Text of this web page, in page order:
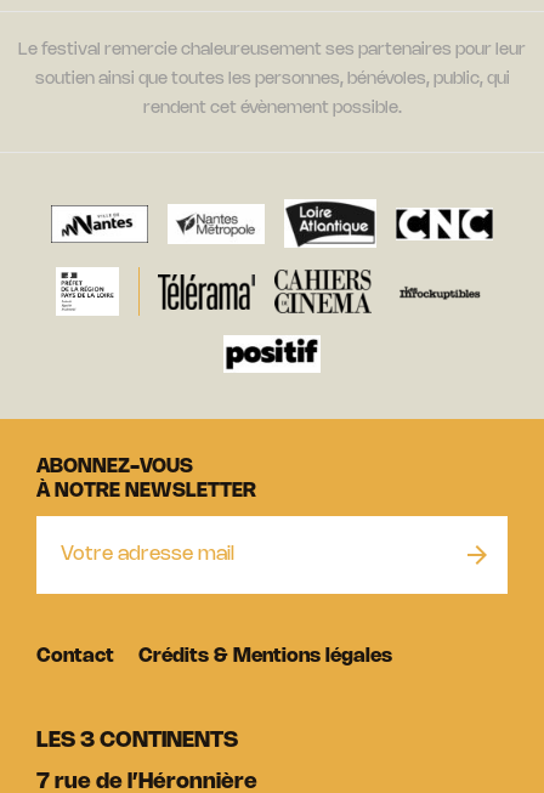
Le festival remercie chaleureusement ses partenaires pour leur
soutien ainsi que toutes les personnes, bénévoles, public, qui
rendent cet évènement possible.
LES 3 CONTINENTS
7 rue de l’Héronnière
ABONNEZ-VOUS
À NOTRE NEWSLETTER
Contact Crédits & Mentions légales